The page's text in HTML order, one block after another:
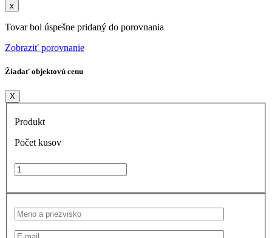
x
Tovar bol úspešne pridaný do porovnania
Zobraziť porovnanie
Žiadať objektovú cenu
X
Produkt
Počet kusov